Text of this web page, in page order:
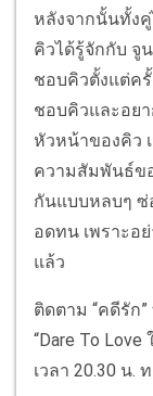
หลังจากนั้นทั้ง
คิวได้รู้จักกับ จู
ชอบคิวตั้งแต่ครั้
ชอบคิวและอย
หัวหน้าของคิว
ความสัมพันธ์ข
กันแบบหลบๆ ซ่
อดทน เพราะอ
แล้ว
ติดตาม “คดีรัก
“Dare To
เวลา 20.30 น.